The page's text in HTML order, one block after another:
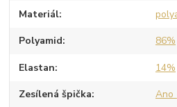
Materiál
Polyamid 86%
Elastan 14%
Zesílená špička Ano